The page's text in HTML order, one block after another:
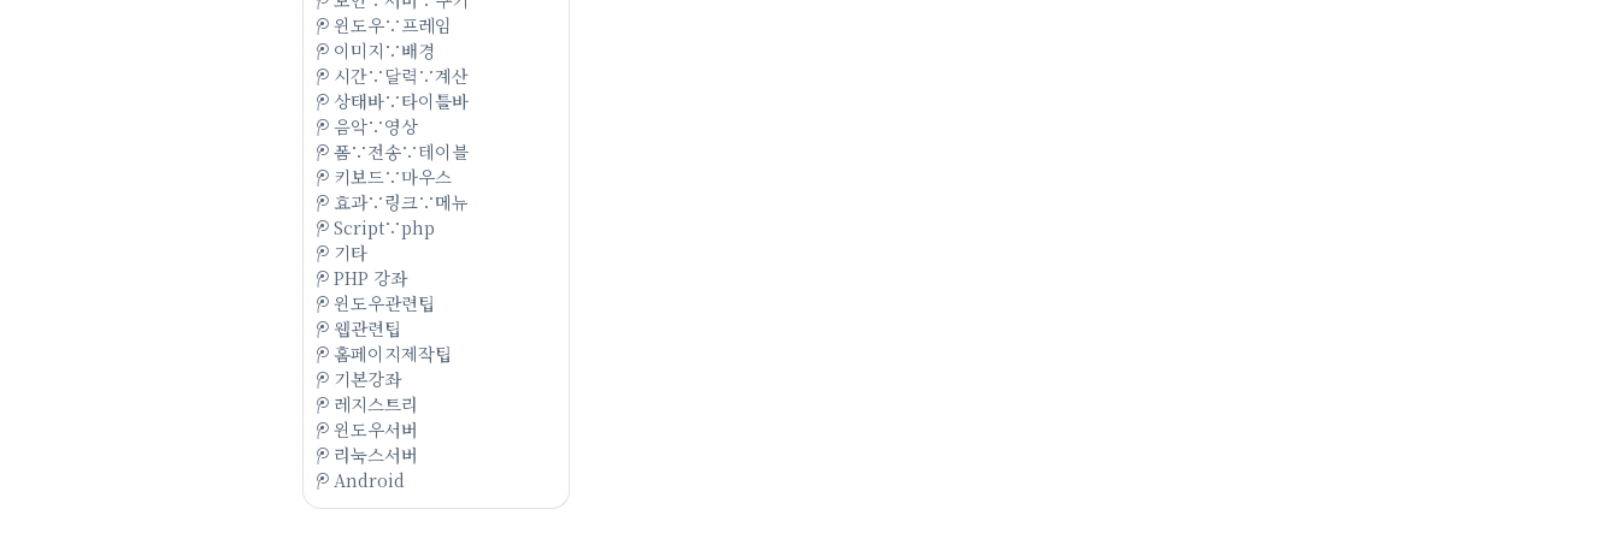
윈도우∵프레임
이미지∵배경
시간∵달력∵계산
상태바∵타이틀바
음악∵영상
폼∵전송∵테이블
키보드∵마우스
효과∵링크∵메뉴
Script∵php
기타
PHP 강좌
윈도우관련팁
웹관련팁
홈페이지제작팁
기본강좌
레지스트리
윈도우서버
리눅스서버
Android